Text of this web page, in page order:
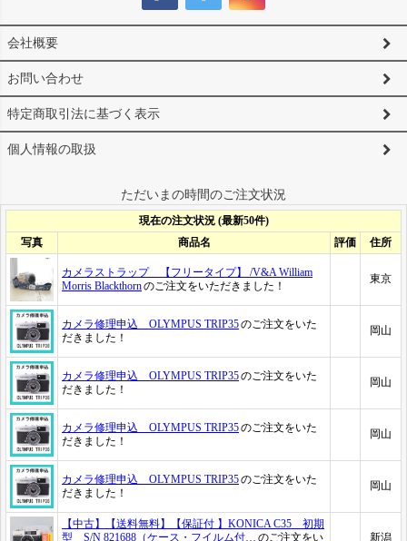
会社概要
お問い合わせ
特定商取引法に基づく表示
個人情報の取扱
ただいまの時間のご注文状況